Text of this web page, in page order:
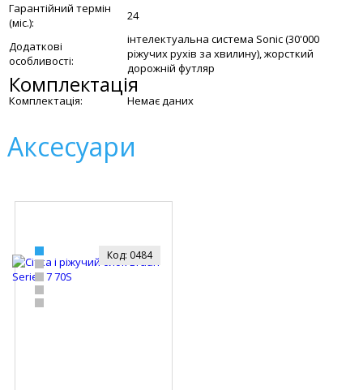
Гарантійний термін
(міс.):
24
Додаткові
особливості:
інтелектуальна система Sonic (30'000
ріжучих рухів за хвилину), жорсткий
дорожній футляр
Комплектація
Комплектація: Немає даних
Аксесуари
Код: 0484